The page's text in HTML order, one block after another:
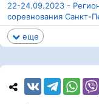
22-24.09.2023 -
соревнования Санкт-
еще